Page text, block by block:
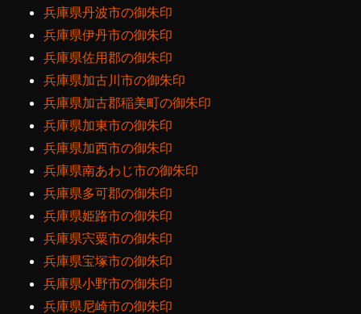
兵庫県丹波市の御朱印
兵庫県伊丹市の御朱印
兵庫県佐用郡の御朱印
兵庫県加古川市の御朱印
兵庫県加古郡稲美町の御朱印
兵庫県加東市の御朱印
兵庫県加西市の御朱印
兵庫県南あわじ市の御朱印
兵庫県多可郡の御朱印
兵庫県姫路市の御朱印
兵庫県宍粟市の御朱印
兵庫県宝塚市の御朱印
兵庫県小野市の御朱印
兵庫県尼崎市の御朱印